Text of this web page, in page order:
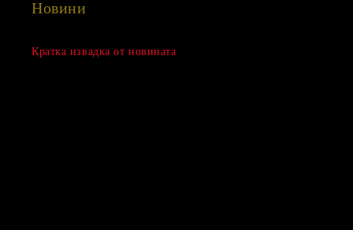
Новини
Кратка извадка от новината